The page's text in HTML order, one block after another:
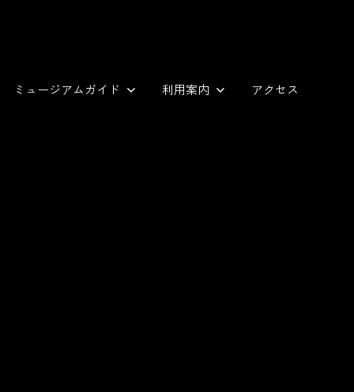
ミュージアムガイド 利用案内 アクセス